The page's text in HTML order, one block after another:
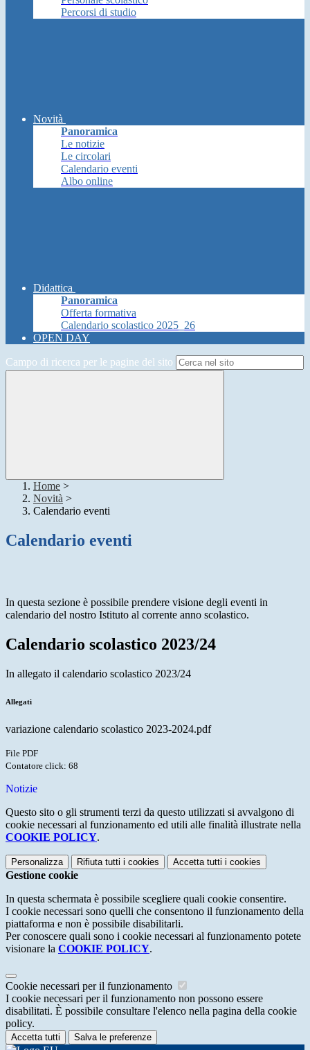
Percorsi di studio
Novità
Panoramica
Le notizie
Le circolari
Calendario eventi
Albo online
Didattica
Panoramica
Offerta formativa
Calendario scolastico 2025_26
OPEN DAY
Campo di ricerca per le pagine del sito
Home >
Novità >
Calendario eventi
Calendario eventi
In questa sezione è possibile prendere visione degli eventi in
calendario del nostro Istituto al corrente anno scolastico.
Calendario scolastico 2023/24
In allegato il calendario scolastico 2023/24
Allegati
variazione calendario scolastico 2023-2024.pdf
File PDF
Contatore click: 68
Notizie
Questo sito o gli strumenti terzi da questo utilizzati si avvalgono di
cookie necessari al funzionamento ed utili alle finalità illustrate nella
COOKIE POLICY.
Personalizza Rifiuta tutti i cookies Accetta tutti i cookies
Gestione cookie
In questa schermata è possibile scegliere quali cookie consentire.
I cookie necessari sono quelli che consentono il funzionamento della
piattaforma e non è possibile disabilitarli.
Per conoscere quali sono i cookie necessari al funzionamento potete
visionare la COOKIE POLICY.
Cookie necessari per il funzionamento
I cookie necessari per il funzionamento non possono essere
disabilitati. È possibile consultare l'elenco nella pagina della cookie
policy.
Accetta tutti Salva le preferenze